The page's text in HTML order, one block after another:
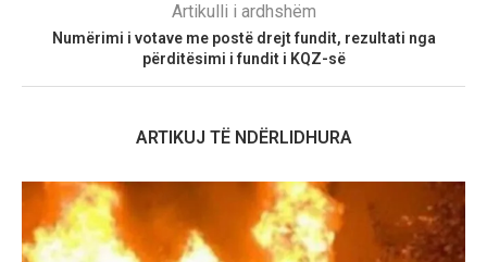
Artikulli i ardhshëm
Numërimi i votave me postë drejt fundit, rezultati nga
përditësimi i fundit i KQZ-së
ARTIKUJ TË NDËRLIDHURA